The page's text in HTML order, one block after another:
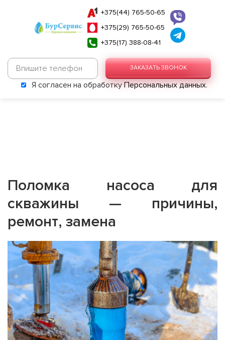
+375(44) 765-50-65
+375(29) 765-50-65
+375(17) 388-08-41
ЗАКАЗАТЬ ЗВОНОК
Я согласен на обработкуПерсональных данных.
Поломка насоса для
скважины — причины,
ремонт, замена